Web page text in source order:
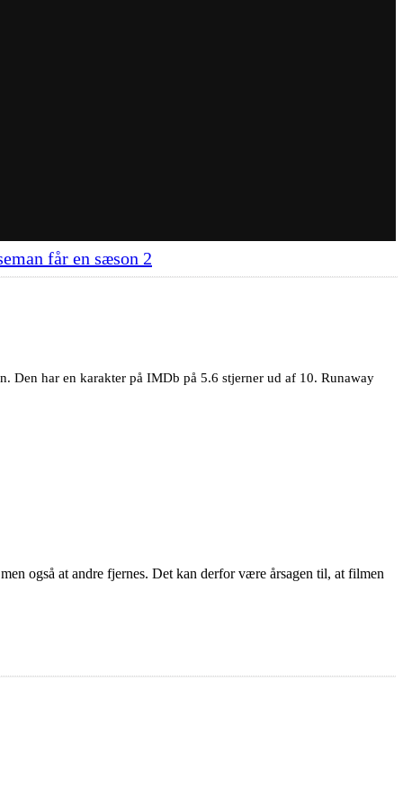
får en sæson 2
Den har en karakter på IMDb på 5.6 stjerner ud af 10. Runaway
også at andre fjernes. Det kan derfor være årsagen til, at filmen